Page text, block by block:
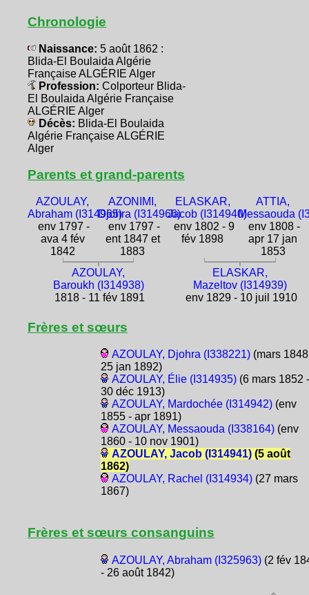
Chronologie
Naissance: 5 août 1862 :
Blida-El Boulaida Algérie
Française ALGÉRIE Alger
Profession: Colporteur Blida-
El Boulaida Algérie Française
ALGÉRIE Alger
Décès: Blida-El Boulaida
Algérie Française ALGÉRIE
Alger
Parents et grand-parents
AZOULAY,
Abraham (I314965)
env 1797 -
ava 4 fév
1842
AZONIMI,
Djohra (I314966)
env 1797 -
ent 1847 et
1883
ELASKAR,
Jacob (I314940)
env 1802 - 9
fév 1898
ATTIA,
Messaouda
env 1808 -
apr 17 jan
1853
AZOULAY,
Baroukh (I314938)
1818 - 11 fév 1891
ELASKAR,
Mazeltov (I314939)
env 1829 - 10 juil 1910
Frères et sœurs
AZOULAY, Djohra (I338221)(mars
25 jan 1892)
AZOULAY, Élie (I314935)(6 mars 1852 -
30 déc 1913)
AZOULAY, Mardochée (I314942)(env
1855 - apr 1891)
AZOULAY, Messaouda (I338164)(env
1860 - 10 nov 1901)
AZOULAY, Jacob (I314941)(5 août
1862)
AZOULAY, Rachel (I314934)(27 mars
1867)
Frères et sœurs consanguins
AZOULAY, Abraham (I325963)(2 fév
- 26 août 1842)